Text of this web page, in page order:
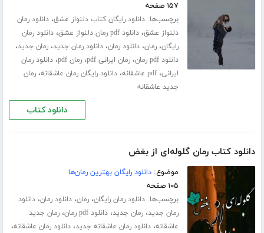
۱۵۷ صفحه
برچسب‌ها:دانلود رایگان کتاب دلنواز عشق،دانلود رمان
دلنواز عشق،دانلود pdf رمان دلنواز عشق ،دانلود رمان
رایگان،رمان،دانلود رمان،دانلود رمان جدید،رمان جدید،
دانلود pdf رمان ،رمان ایرانی pdf ،رمان pdf ،دانلود رمان
ایرانی،pdf عاشقانه ،دانلود رایگان رمان عاشقانه،رمان
جدید عاشقانه
دانلود کتاب
دانلود کتاب رمان گلوله‌ای از بغض
موضوع:دانلود رایگان بهترین رمان‌ها
۱۰۵ صفحه
برچسب‌ها:دانلود رمان رایگان،رمان،دانلود رمان،دانلود
رمان جدید،رمان جدید،دانلود pdf رمان ،رمان جدید
عاشقانه،دانلود رمان عاشقانه جدید،دانلود رمان عاشقانه،